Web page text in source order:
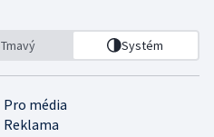
Tmavý Systém
Pro média
Reklama